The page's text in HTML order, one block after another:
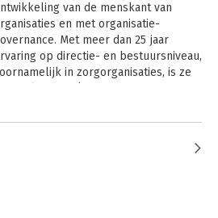
van de menskant van
en met organisatie-
Met meer dan 25 jaar
op directie- en bestuursniveau,
in zorgorganisaties, is ze
door Filia Kramp